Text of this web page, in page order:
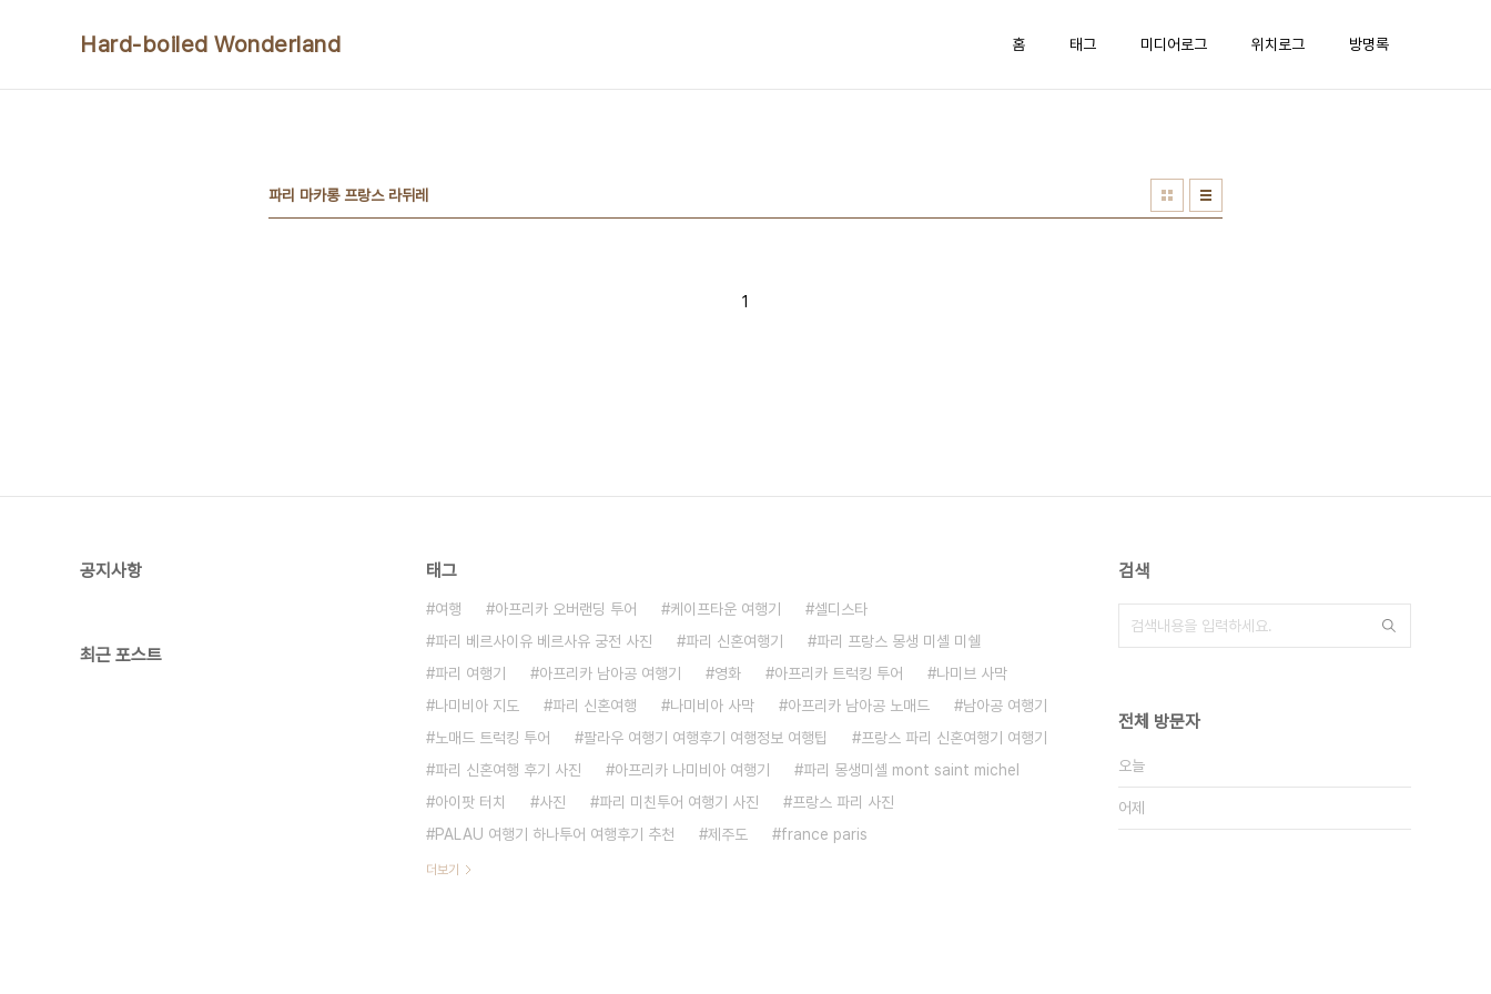
Hard-boiled Wonderland 홈 태그 미디어로그 위치로그 방명록
파리 마카롱 프랑스 라뒤레
1
공지사항
최근 포스트
태그
여행 아프리카 오버랜딩 투어 케이프타운 여행기
셀디스타
파리 베르사이유 베르사유 궁전 사진
파리 신혼여행기
파리 프랑스 몽생 미셸 미쉘
파리 여행기
아프리카 남아공 여행기 영화 아프리카 트럭킹 투어
나미브 사막
나미비아 지도
파리 신혼여행 나미비아 사막 아프리카 남아공 노매드
남아공 여행기
노매드 트럭킹 투어
팔라우 여행기 여행후기 여행정보 여행팁
프랑스 파리 신혼여행기 여행기
파리 신혼여행 후기 사진
아프리카 나미비아 여행기
파리 몽생미셸 mont saint michel
아이팟 터치
사진 파리 미친투어 여행기 사진
프랑스 파리 사진
PALAU 여행기 하나투어 여행후기 추천
제주도 france paris
더보기
검색
전체 방문자
오늘
어제